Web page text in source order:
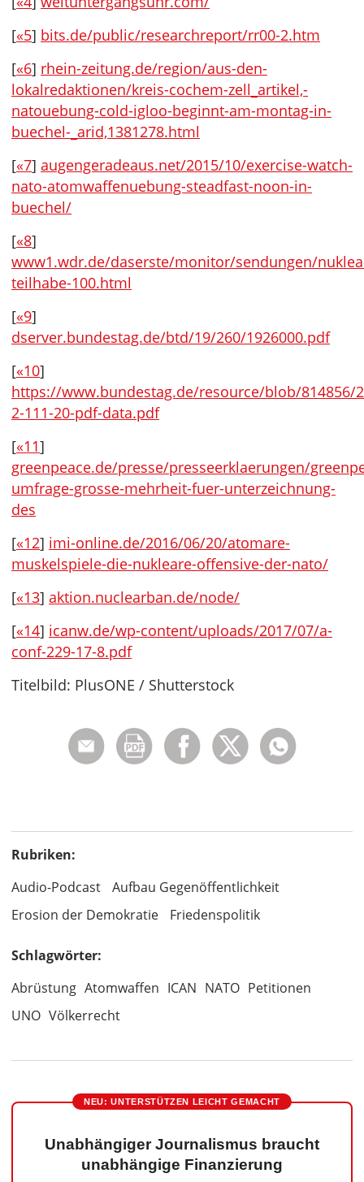
[«5] bits.de/public/researchreport/rr00-2.htm
[«6] rhein-zeitung.de/region/aus-den-
lokalredaktionen/kreis-cochem-zell_artikel,-
natouebung-cold-igloo-beginnt-am-montag-in-
buechel-_arid,1381278.html
[«7] augengeradeaus.net/2015/10/exercise-watch-
nato-atomwaffenuebung-steadfast-noon-in-
buechel/
[«8]
www1.wdr.de/daserste/monitor/sendungen/
teilhabe-100.html
[«9]
dserver.bundestag.de/btd/19/260/1926000.pdf
[«10]
https://www.bundestag.de/resource/blob/814856/
2-111-20-pdf-data.pdf
[«11]
greenpeace.de/presse/presseerklaerungen/
umfrage-grosse-mehrheit-fuer-unterzeichnung-
des
[«12] imi-online.de/2016/06/20/atomare-
muskelspiele-die-nukleare-offensive-der-nato/
[«13] aktion.nuclearban.de/node/
[«14] icanw.de/wp-content/uploads/2017/07/a-
conf-229-17-8.pdf
Titelbild: PlusONE / Shutterstock
Rubriken:
Audio-Podcast
Aufbau Gegenöffentlichkeit
Erosion der Demokratie
Friedenspolitik
Schlagwörter:
Abrüstung Atomwaffen ICAN NATO Petitionen
UNO Völkerrecht
NEU: UNTERSTÜTZEN LEICHT GEMACHT
Unabhängiger Journalismus braucht
unabhängige Finanzierung